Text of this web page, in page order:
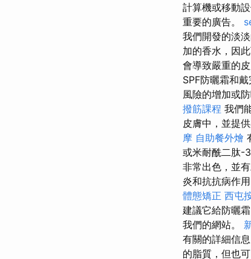
計算機或移動
重要的廣告。
我們開發的淡
加的香水，因
會導致嚴重的
SPF防曬霜和
風險的增加或
撥筋課程 我們
皮膚中，並提
摩 自助餐外燴
或米耐酰二肽-3
非常出色，並
炎和抗抗病作
體態矯正 西屯
建議它給防曬霜
我們的網站。
有關的詳細信
的脂質，但也